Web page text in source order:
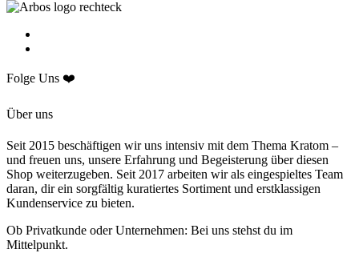
Folge Uns ❤️
Über uns
Seit 2015 beschäftigen wir uns intensiv mit dem Thema Kratom –
und freuen uns, unsere Erfahrung und Begeisterung über diesen
Shop weiterzugeben. Seit 2017 arbeiten wir als eingespieltes Team
daran, dir ein sorgfältig kuratiertes Sortiment und erstklassigen
Kundenservice zu bieten.
Ob Privatkunde oder Unternehmen: Bei uns stehst du im
Mittelpunkt.